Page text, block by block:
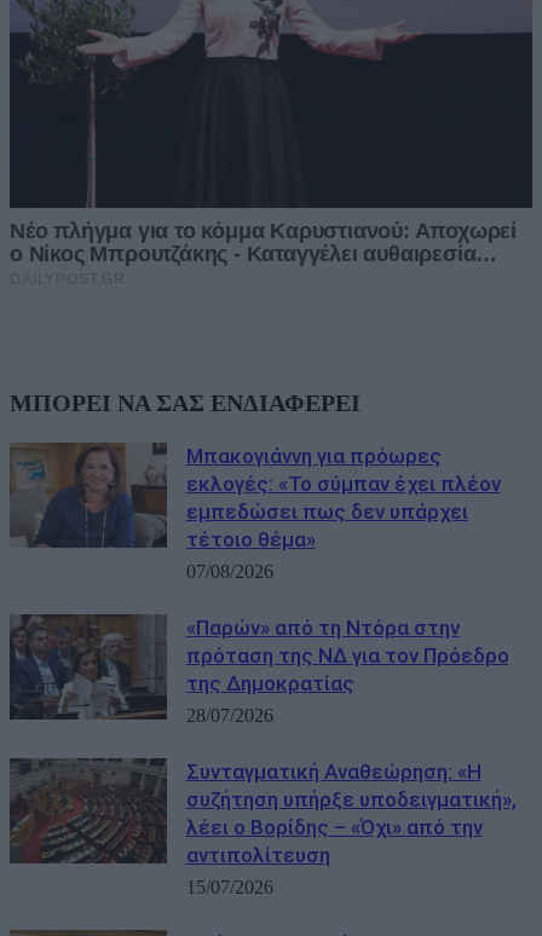
ΜΠΟΡΕΙ ΝΑ ΣΑΣ ΕΝΔΙΑΦΕΡΕΙ
Μπακογιάννη για πρόωρες
εκλογές: «Το σύμπαν έχει πλέον
εμπεδώσει πως δεν υπάρχει
τέτοιο θέμα»
07/08/2026
«Παρών» από τη Ντόρα στην
πρόταση της ΝΔ για τον Πρόεδρο
της Δημοκρατίας
28/07/2026
Συνταγματική Αναθεώρηση: «Η
συζήτηση υπήρξε υποδειγματική»,
λέει ο Βορίδης – «Όχι» από την
αντιπολίτευση
15/07/2026